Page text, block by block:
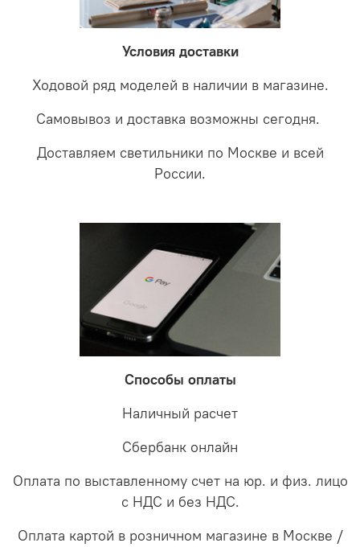
проверки будет выясненная причина поломки и
LED светильники не только экономите деньги но еще
забудете что такое тусклость и недостаток освещения.
Условия доставки
Ходовой ряд моделей в наличии в магазине.
Самовывоз и доставка возможны сегодня.
Доставляем светильники по Москве и всей
России.
Способы оплаты
Наличный расчет
Сбербанк онлайн
Оплата по выставленному счет на юр. и физ. лицо
с НДС и без НДС.
Оплата картой в розничном магазине в Москве /